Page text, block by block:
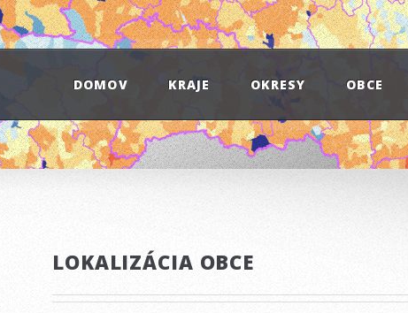
DOMOV KRAJE OKRESY OBCE
LOKALIZÁCIA OBCE